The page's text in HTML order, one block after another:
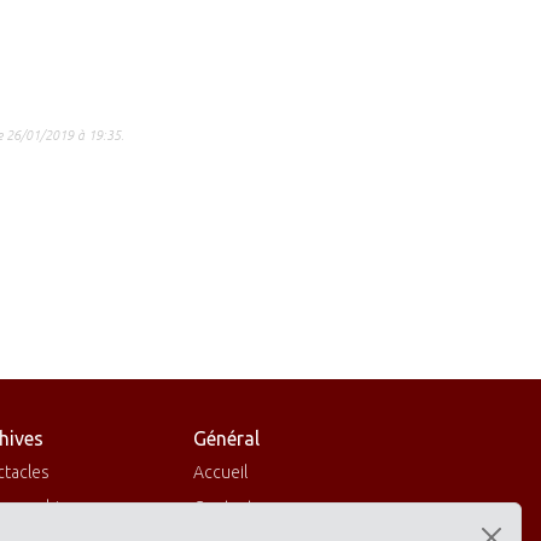
26/01/2019 à 19:35.
Général
Accueil
Contactez-nous